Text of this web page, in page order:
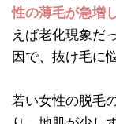
性の薄毛が急増
えば老化現象だ
因で、抜け毛に
若い女性の脱毛